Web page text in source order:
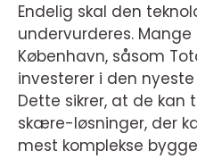
Endelig skal den
undervurderes.
København, såsom
investerer i den
Dette sikrer, at de
skære-løsninger, der
mest komplekse